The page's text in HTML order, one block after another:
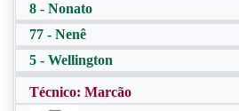
8 - Nonato
77 - Nenê
5 - Wellington
Técnico: Marcão